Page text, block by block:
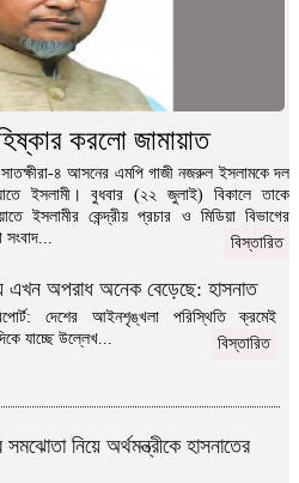
করলো জামায়াত
৪ আসনের এমপি গাজী নজরুল ইসলামকে দল
ইসলামী। বুধবার (২২ জুলাই) বিকালে তাকে
ইসলামীর কেন্দ্রীয় প্রচার ও মিডিয়া বিভাগের
বিস্তারিত
এখন অপরাধ অনেক বেড়েছে: হাসনাত
দেশের আইনশৃঙ্খলা পরিস্থিতি ক্রমেই
যাচ্ছে উল্লেখ...
বিস্তারিত
নিয়ে অর্থমন্ত্রীকে হাসনাতের